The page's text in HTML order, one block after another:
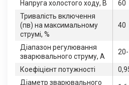
Напруга холостого ходу, В
60
Тривалість включення
(пв) на максимальному
струмі, %
40
Діапазон регулювання
зварювального струму, А
Коефіцієнт потужності
Діаметр зварювального